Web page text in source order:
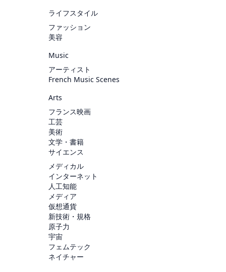
ライフスタイル
ファッション
美容
Music
アーティスト
French Music Scenes
Arts
フランス映画
工芸
美術
文学・書籍
サイエンス
メディカル
インターネット
人工知能
メディア
仮想通貨
新技術・規格
原子力
宇宙
フェムテック
ネイチャー